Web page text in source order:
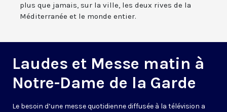
plus que jamais, sur la ville, les deux rives de la
Méditerranée et le monde entier.
Laudes et Messe matin à
Notre-Dame de la Garde
Le besoin d’une messe quotidienne diffusée à la télévision a